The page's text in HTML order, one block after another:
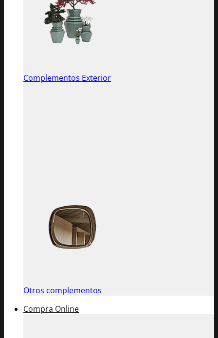
Complementos Exterior
Otros complementos
Compra Online